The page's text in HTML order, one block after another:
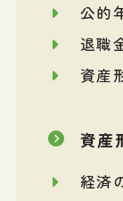
公的
退職
資産
資産
経済